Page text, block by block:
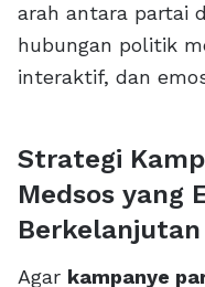
arah antara partai
hubungan politik
interaktif, dan
Strategi
Medsos yang
Berkelanjutan
Agar kampanye